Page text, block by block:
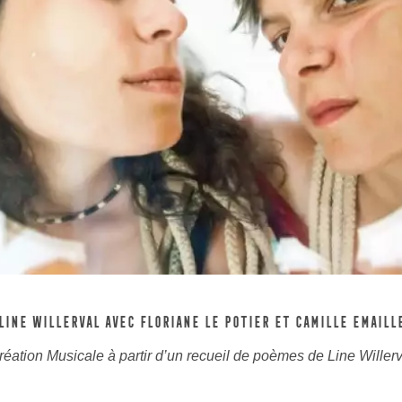
WILLERVAL AVEC FLORIANE LE POTIER ET CAMILLE
Musicale à partir d’un recueil de poèmes de Line